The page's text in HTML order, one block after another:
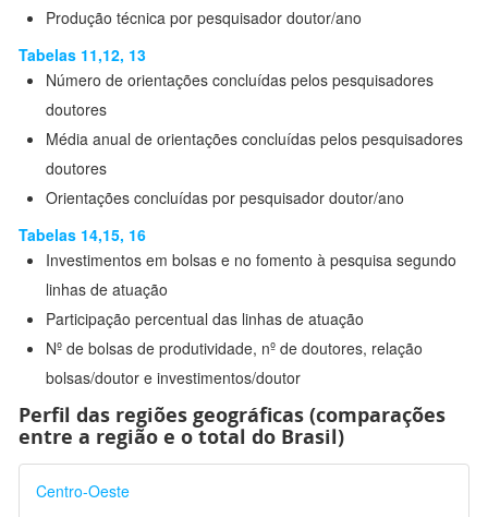
Produção técnica por pesquisador doutor/ano
Tabelas 11,12, 13
Número de orientações concluídas pelos pesquisadores
doutores
Média anual de orientações concluídas pelos pesquisadores
doutores
Orientações concluídas por pesquisador doutor/ano
Tabelas 14,15, 16
Investimentos em bolsas e no fomento à pesquisa segundo
linhas de atuação
Participação percentual das linhas de atuação
Nº de bolsas de produtividade, nº de doutores, relação
bolsas/doutor e investimentos/doutor
Perfil das regiões geográficas (comparações
entre a região e o total do Brasil)
Centro-Oeste